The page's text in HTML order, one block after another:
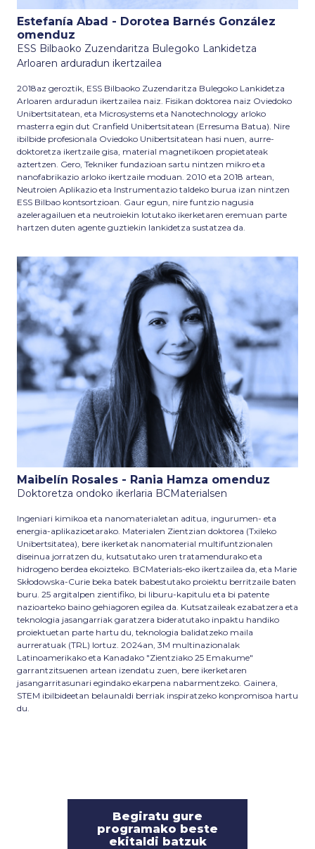
Estefanía Abad - Dorotea Barnés González
omenduz
ESS Bilbaoko Zuzendaritza Bulegoko Lankidetza
Arloaren arduradun ikertzailea
2018az geroztik, ESS Bilbaoko Zuzendaritza Bulegoko Lankidetza
Arloaren arduradun ikertzailea naiz. Fisikan doktorea naiz Oviedoko
Unibertsitatean, eta Microsystems eta Nanotechnology arloko
masterra egin dut Cranfield Unibertsitatean (Erresuma Batua). Nire
ibilbide profesionala Oviedoko Unibertsitatean hasi nuen, aurre-
doktoretza ikertzaile gisa, material magnetikoen propietateak
aztertzen. Gero, Tekniker fundazioan sartu nintzen mikro eta
nanofabrikazio arloko ikertzaile moduan. 2010 eta 2018 artean,
Neutroien Aplikazio eta Instrumentazio taldeko burua izan nintzen
ESS Bilbao kontsortzioan. Gaur egun, nire funtzio nagusia
azeleragailuen eta neutroiekin lotutako ikerketaren eremuan parte
hartzen duten agente guztiekin lankidetza sustatzea da.
Maibelín Rosales - Rania Hamza omenduz
Doktoretza ondoko ikerlaria BCMaterialsen
Ingeniari kimikoa eta nanomaterialetan aditua, ingurumen- eta
energia-aplikazioetarako. Materialen Zientzian doktorea (Txileko
Unibertsitatea), bere ikerketak nanomaterial multifuntzionalen
diseinua jorratzen du, kutsatutako uren tratamendurako eta
hidrogeno berdea ekoizteko. BCMaterials-eko ikertzailea da, eta Marie
Skłodowska-Curie beka batek babestutako proiektu berritzaile baten
buru. 25 argitalpen zientifiko, bi liburu-kapitulu eta bi patente
nazioarteko baino gehiagoren egilea da. Kutsatzaileak ezabatzera eta
teknologia jasangarriak garatzera bideratutako inpaktu handiko
proiektuetan parte hartu du, teknologia balidatzeko maila
aurreratuak (TRL) lortuz. 2024an, 3M multinazionalak
Latinoamerikako eta Kanadako "Zientziako 25 Emakume"
garrantzitsuenen artean izendatu zuen, bere ikerketaren
jasangarritasunari egindako ekarpena nabarmentzeko. Gainera,
STEM ibilbideetan belaunaldi berriak inspiratzeko konpromisoa hartu
du.
Begiratu gure
programako beste
ekitaldi batzuk